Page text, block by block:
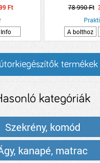
Ft
Info
78 990 Ft
A bolthoz
termékek
kategóriák
Szekrény, komód
kanapé, matrac